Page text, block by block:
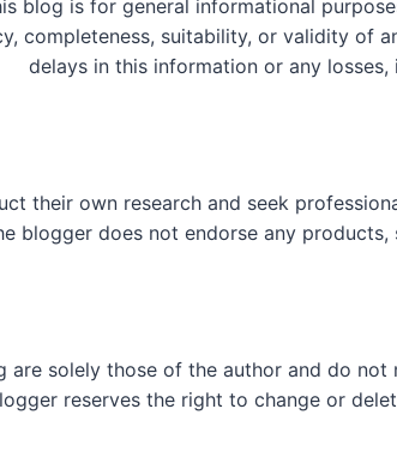
blog is for general informational
completeness, suitability, or validity of
delays in this information or any
their own research and seek
blogger does not endorse any
are solely those of the author and do
reserves the right to change or